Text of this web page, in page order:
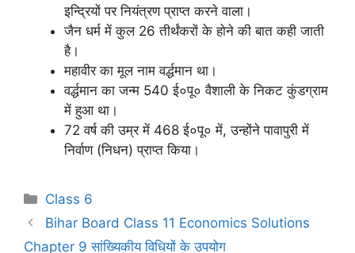
इन्द्रियों पर नियंत्रण प्राप्त करने वाला।
जैन धर्म में कुल 26 तीर्थंकरों के होने की बात कही जाती
है।
महावीर का मूल नाम वर्द्धमान था।
वर्द्धमान का जन्म 540 ई०पू० वैशाली के निकट कुंडग्राम
में हुआ था।
72 वर्ष की उम्र में 468 ई०पू० में, उन्होंने पावापुरी में
निर्वाण (निधन) प्राप्त किया।
Categories
Class 6
Bihar Board Class 11 Economics Solutions
Chapter 9 सांख्यिकीय विधियों के उपयोग